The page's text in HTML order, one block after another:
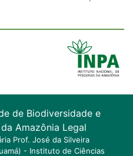
de Biodiversidade e
Amazônia Legal
Prof. José da Silveira
- Instituto de Ciências